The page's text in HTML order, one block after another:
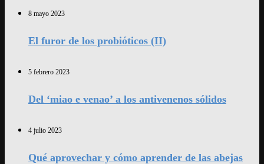
8 mayo 2023
El furor de los probióticos (II)
5 febrero 2023
Del ‘miao e venao’ a los antivenenos sólidos
4 julio 2023
Qué aprovechar y cómo aprender de las abejas